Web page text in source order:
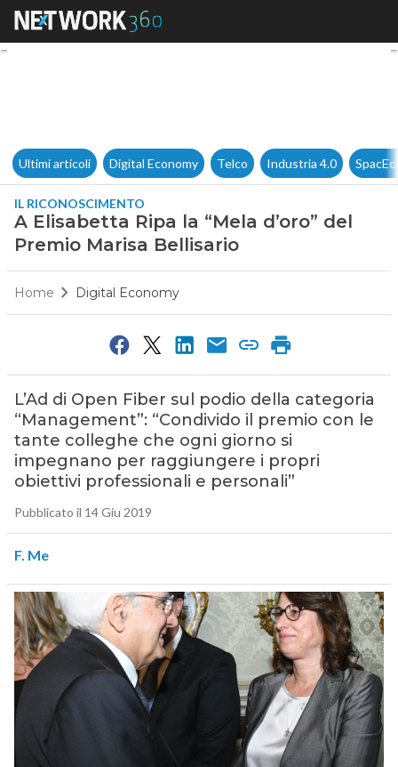
A Elisabetta Ripa la “Mela
Ultimi articoli Digital Economy Telco Industria 4.0
IL RICONOSCIMENTO
A Elisabetta Ripa la “Mela d’oro” del
Premio Marisa Bellisario
Home Digital Economy
L’Ad di Open Fiber sul podio della categoria
“Management”: “Condivido il premio con le
tante colleghe che ogni giorno si
impegnano per raggiungere i propri
obiettivi professionali e personali”
Pubblicato il 14 Giu 2019
F. Me